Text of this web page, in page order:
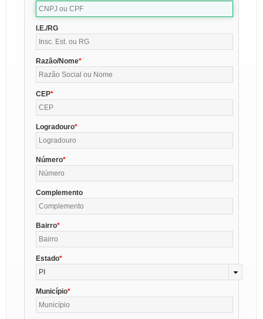
I.E./RG
Razão/Nome
CEP
Logradouro
Número
Complemento
Bairro
Estado
PI
Município